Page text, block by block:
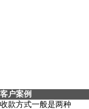
客户案例
收款方式一般是两种